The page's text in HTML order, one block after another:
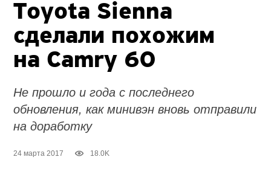
Toyota Sienna
сделали похожим
на Camry 60
Не прошло и года с последнего
обновления, как минивэн вновь отправили
на доработку
24 марта 2017 18.0K